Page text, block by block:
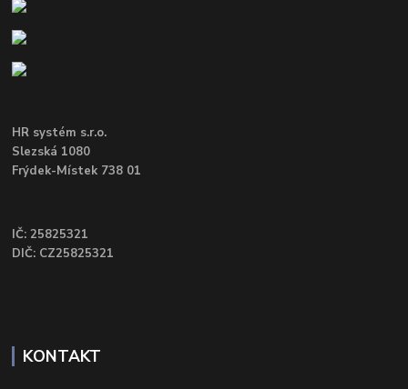
HR systém s.r.o.
Slezská 1080
Frýdek-Místek 738 01
IČ: 25825321
DIČ: CZ25825321
KONTAKT